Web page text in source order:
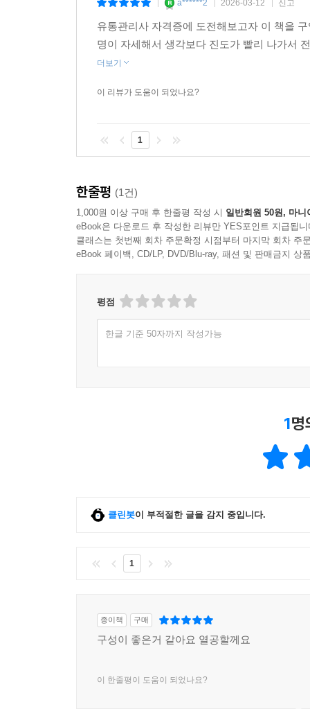
a******2 2026-03-12 신고
유통관리사 자격증에 도전해보고자 이 책을
명이 자세해서 생각보다 진도가 빨리 나가서
더보기
이 리뷰가 도움이 되었나요?
1
한줄평 (1건)
1,000원 이상 구매 후 한줄평 작성 시 일반회원 50원, 마니
eBook은 다운로드 후 작성한 리뷰만 YES포인트 지급됩니
클래스는 첫번째 회차 주문확정 시점부터 마지막 회차 주
eBook 페이백, CD/LP, DVD/Blu-ray, 패션 및 판매금지 상
평점
한글 기준 50자까지 작성가능
1명
클린봇이 부적절한 글을 감지 중입니다.
1
종이책 구매
구성이 좋은거 같아요 열공할께요
이 한줄평이 도움이 되었나요?